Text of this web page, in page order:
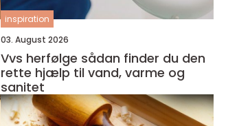
inspiration
03. August 2026
Vvs herfølge sådan finder du den
rette hjælp til vand, varme og
sanitet